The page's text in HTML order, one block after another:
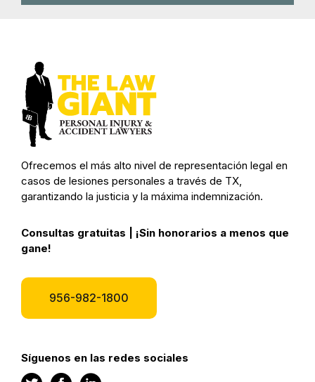
Ofrecemos el más alto nivel de representación legal en
casos de lesiones personales a través de TX,
garantizando la justicia y la máxima indemnización.
Consultas gratuitas | ¡Sin honorarios a menos que
gane!
956-982-1800
Síguenos en las redes sociales